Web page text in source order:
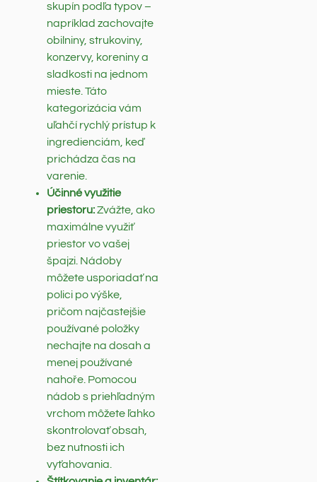
skupín podľa typov –
napríklad zachovajte
obilniny, strukoviny,
konzervy, koreniny a
sladkosti na jednom
mieste. Táto
kategorizácia vám
uľahčí rychlý prístup k
ingredienciám, keď
prichádza čas na
varenie.
Účinné využitie
priestoru:Zvážte, ako
maximálne využiť
priestor vo vašej
špajzi. Nádoby
môžete usporiadať na
polici po výške,
pričom najčastejšie
používané položky
nechajte na dosah a
menej používané
nahoře. Pomocou
nádob s priehľadným
vrchom môžete ľahko
skontrolovať obsah,
bez nutnosti ich
vyťahovania.